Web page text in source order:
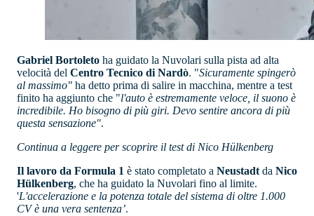
Gabriel Bortoleto ha guidato la Nuvolari sulla pista ad alta
velocità del Centro Tecnico di Nardò. "Sicuramente spingerò
al massimo" ha detto prima di salire in macchina, mentre a test
finito ha aggiunto che "l'auto è estremamente veloce, il suono è
incredibile. Ho bisogno di più giri. Devo sentire ancora di più
questa sensazione".
Continua a leggere per scoprire il test di Nico Hülkenberg
Il lavoro da Formula 1 è stato completato a Neustadt da Nico
Hülkenberg, che ha guidato la Nuvolari fino al limite.
'L'accelerazione e la potenza totale del sistema di oltre 1.000
CV è una vera sentenza’.